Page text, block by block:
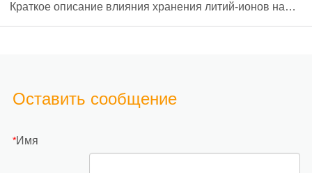
Краткое описание влияния хранения литий-ионов на
плотность энергии литий-ионных батарей
Оставить сообщение
*Имя